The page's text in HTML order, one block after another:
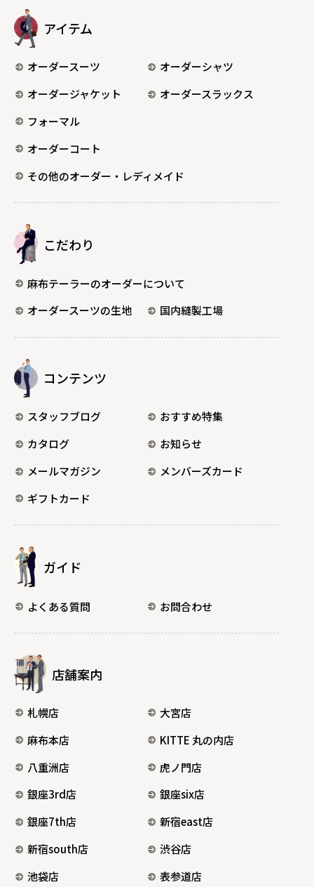
アイテム
オーダースーツ
オーダーシャツ
オーダージャケット
オーダースラックス
フォーマル
オーダーコート
その他のオーダー・レディメイド
こだわり
麻布テーラーのオーダーについて
オーダースーツの生地
国内縫製工場
コンテンツ
スタッフブログ
おすすめ特集
カタログ
お知らせ
メールマガジン
メンバーズカード
ギフトカード
ガイド
よくある質問 お問合わせ
店舗案内
札幌店
大宮店
麻布本店
KITTE 丸の内店
八重洲店
虎ノ門店
銀座3rd店
銀座six店
銀座7th店
新宿east店
新宿south店
渋谷店
池袋店
表参道店